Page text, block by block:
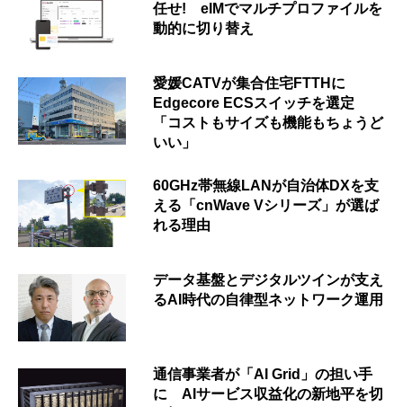
任せ! eIMでマルチプロファイルを
動的に切り替え
愛媛CATVが集合住宅FTTHに
Edgecore ECSスイッチを選定
「コストもサイズも機能もちょうど
いい」
60GHz帯無線LANが自治体DXを支
える「cnWave Vシリーズ」が選ば
れる理由
データ基盤とデジタルツインが支え
るAI時代の自律型ネットワーク運用
通信事業者が「AI Grid」の担い手
に AIサービス収益化の新地平を切